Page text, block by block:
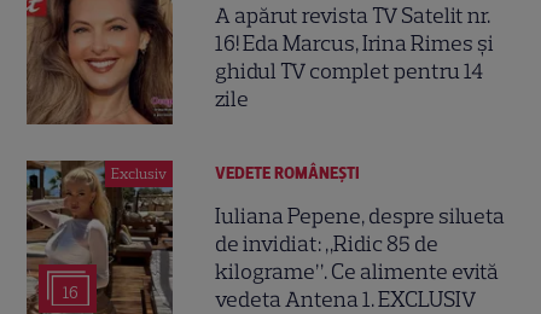
A apărut revista TV Satelit nr.
16! Eda Marcus, Irina Rimes și
ghidul TV complet pentru 14
zile
Exclusiv
16
VEDETE ROMÂNEŞTI
Iuliana Pepene, despre silueta
de invidiat: „Ridic 85 de
kilograme”. Ce alimente evită
vedeta Antena 1. EXCLUSIV